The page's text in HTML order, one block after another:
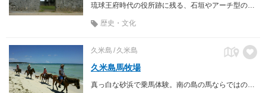
琉球王府時代の役所跡に残る、石垣やアーチ型の門。
歴史・文化
久米島 久米島
久米島馬牧場
真っ白な砂浜で乗馬体験。南の島の馬ならではの馬遊び、海遊び。